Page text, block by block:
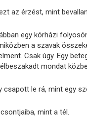
az érzést, mint
egy kórházi
a szavak
Csak úgy. Egy
mondat
csapott le rá, mint egy
mint a tél.